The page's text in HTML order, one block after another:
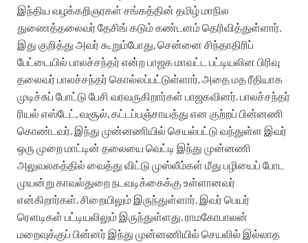
இந்திய வழக்கறிஞரகள் சங்கத்தின் தமிழ் மாநில
துணைத்தலைவர் தேசிங் கடும் கண்டனம் தெரிவித்துள்ளார்.
இது குறித்து அவர் கூறும்போது, சென்னை சிந்தாதிரிப்
பேட்டையில் பாலச்சந்தர் என்ற பாஜக மாவட்ட பட்டியலின பிரிவு
தலைவர் பாலச்சந்தர் கொல்லப்பட்டுள்ளார். அதை மத ரீதியாக
முடிச்சுப் போட்டு பேசி வரவருகிறார்கள் பாஜகவினர். பாலச்சந்தர்
ரியல் எஸ்டேட், வசூல், கட்டப்பஞ்சாயத்து என குற்றப் பின்னணி
கொண்டவர். இந்து முன்னணியில் செயல்பட்டு வந்துள்ள இவர்
ஒரு முறை மாட்டின் தலையை வெட்டி இந்து முன்னணி
அலுவலகத்தில் வைத்து விட்டு முஸ்லீம்கள் மீது பழியைப் போட
முயன்று காவல்துறை நடவடிக்கைக்கு உள்ளானவர்
என்கிறார்கள். சிறையிலும் இருந்துள்ளார். இவர் பெயர்
ரௌடிகள் பட்டியலிலும் இருந்துள்ளது. ராமகோபாலன்
மறைவுக்குப் பின்னர் இந்து முன்னணியில் செயலில் இல்லாத